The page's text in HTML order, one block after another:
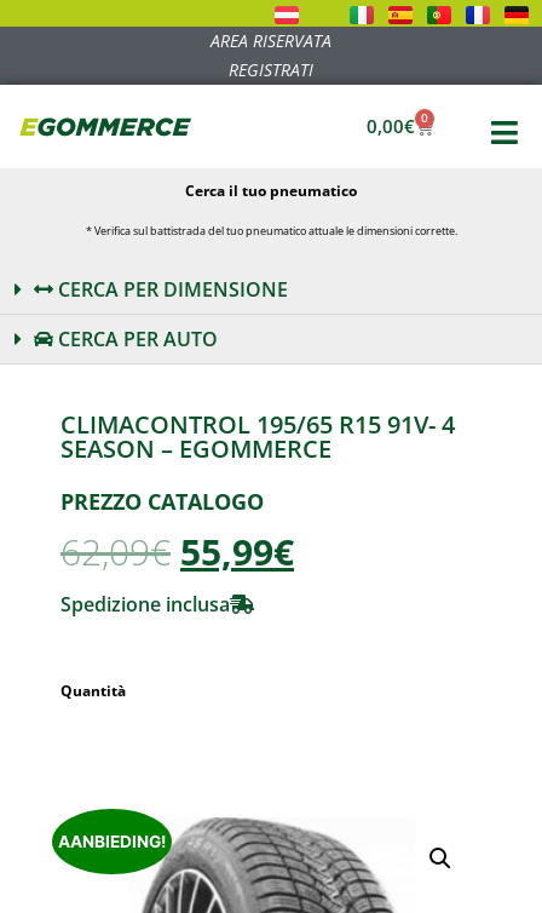
AREA RISERVATA
REGISTRATI
0,00€ 0
Cerca il tuo pneumatico
* Verifica sul battistrada del tuo pneumatico attuale le dimensioni corrette.
CERCA PER DIMENSIONE
CERCA PER AUTO
CLIMACONTROL 195/65 R15 91V- 4
SEASON – EGOMMERCE
PREZZO CATALOGO
62,09€ 55,99€
Spedizione inclusa
Quantità
AANBIEDING!